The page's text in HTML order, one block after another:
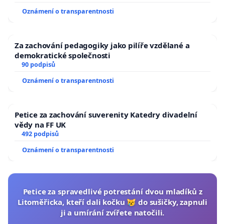
Oznámení o transparentnosti
Za zachování pedagogiky jako pilíře vzdělané a
demokratické společnosti
90 podpisů
Oznámení o transparentnosti
Petice za zachování suverenity Katedry divadelní
vědy na FF UK
492 podpisů
Oznámení o transparentnosti
Petice za spravedlivé potrestání dvou mladíků z
Litoměřicka, kteří dali kočku 😿 do sušičky, zapnuli
ji a umírání zvířete natočili.